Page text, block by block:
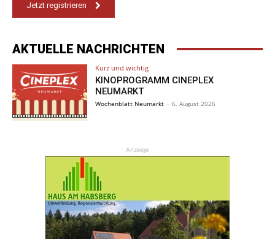
Jetzt registrieren
AKTUELLE NACHRICHTEN
Kurz und wichtig
KINOPROGRAMM CINEPLEX
NEUMARKT
Wochenblatt Neumarkt - 6. August 2026
Anzeige